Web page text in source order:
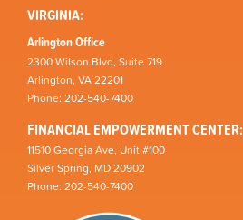
VIRGINIA:
Arlington Office
2300 Wilson Blvd, Suite 719
Arlington, VA 22201
Phone: 202-540-7400
FINANCIAL EMPOWERMENT CENTER:
11510 Georgia Ave, Unit #100
Silver Spring, MD 20902
Phone: 202-540-7400